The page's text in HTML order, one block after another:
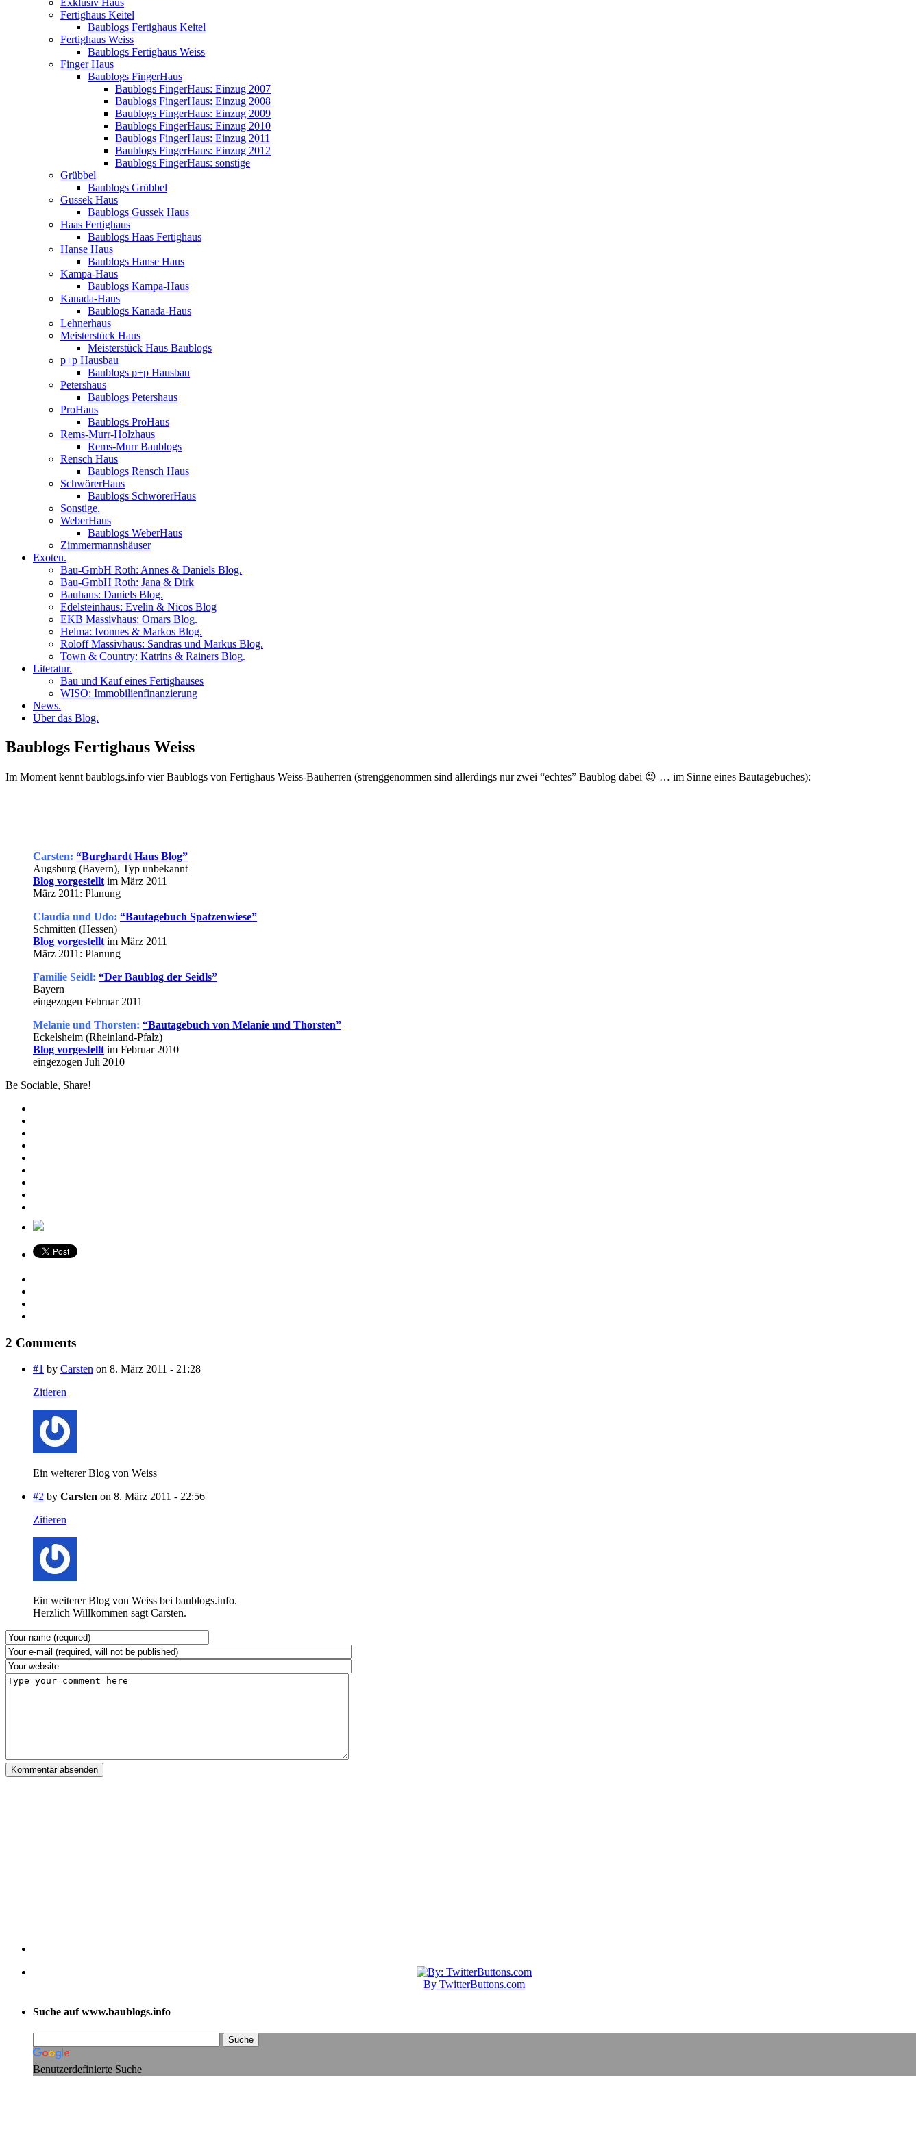
Exklusiv Haus
Fertighaus Keitel
Baublogs Fertighaus Keitel
Fertighaus Weiss
Baublogs Fertighaus Weiss
Finger Haus
Baublogs FingerHaus
Baublogs FingerHaus: Einzug 2007
Baublogs FingerHaus: Einzug 2008
Baublogs FingerHaus: Einzug 2009
Baublogs FingerHaus: Einzug 2010
Baublogs FingerHaus: Einzug 2011
Baublogs FingerHaus: Einzug 2012
Baublogs FingerHaus: sonstige
Grübbel
Baublogs Grübbel
Gussek Haus
Baublogs Gussek Haus
Haas Fertighaus
Baublogs Haas Fertighaus
Hanse Haus
Baublogs Hanse Haus
Kampa-Haus
Baublogs Kampa-Haus
Kanada-Haus
Baublogs Kanada-Haus
Lehnerhaus
Meisterstück Haus
Meisterstück Haus Baublogs
p+p Hausbau
Baublogs p+p Hausbau
Petershaus
Baublogs Petershaus
ProHaus
Baublogs ProHaus
Rems-Murr-Holzhaus
Rems-Murr Baublogs
Rensch Haus
Baublogs Rensch Haus
SchwörerHaus
Baublogs SchwörerHaus
Sonstige.
WeberHaus
Baublogs WeberHaus
Zimmermannshäuser
Exoten.
Bau-GmbH Roth: Annes & Daniels Blog.
Bau-GmbH Roth: Jana & Dirk
Bauhaus: Daniels Blog.
Edelsteinhaus: Evelin & Nicos Blog
EKB Massivhaus: Omars Blog.
Helma: Ivonnes & Markos Blog.
Roloff Massivhaus: Sandras und Markus Blog.
Town & Country: Katrins & Rainers Blog.
Literatur.
Bau und Kauf eines Fertighauses
WISO: Immobilienfinanzierung
News.
Über das Blog.
Baublogs Fertighaus Weiss
Im Moment kennt baublogs.info vier Baublogs von Fertighaus Weiss-Bauherren (strenggenommen sind allerdings nur zwei “echtes” Baublog dabei 😉 … im Sinne eines Bautagebuches):
Carsten: “Burghardt Haus Blog”
Augsburg (Bayern), Typ unbekannt
Blog vorgestellt im März 2011
März 2011: Planung
Claudia und Udo: “Bautagebuch Spatzenwiese”
Schmitten (Hessen)
Blog vorgestellt im März 2011
März 2011: Planung
Familie Seidl: “Der Baublog der Seidls”
Bayern
eingezogen Februar 2011
Melanie und Thorsten: “Bautagebuch von Melanie und Thorsten”
Eckelsheim (Rheinland-Pfalz)
Blog vorgestellt im Februar 2010
eingezogen Juli 2010
Be Sociable, Share!
2 Comments
#1 by Carsten on 8. März 2011 - 21:28
Zitieren
Ein weiterer Blog von Weiss
#2 by Carsten on 8. März 2011 - 22:56
Zitieren
Ein weiterer Blog von Weiss bei baublogs.info.
Herzlich Willkommen sagt Carsten.
By TwitterButtons.com
Suche auf www.baublogs.info
Benutzerdefinierte Suche